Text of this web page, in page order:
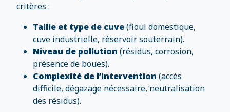
critères :
Taille et type de cuve(fioul domestique,
cuve industrielle, réservoir souterrain).
Niveau de pollution (résidus, corrosion,
présence de boues).
Complexité de l’intervention (accès
difficile, dégazage nécessaire, neutralisation
des résidus).